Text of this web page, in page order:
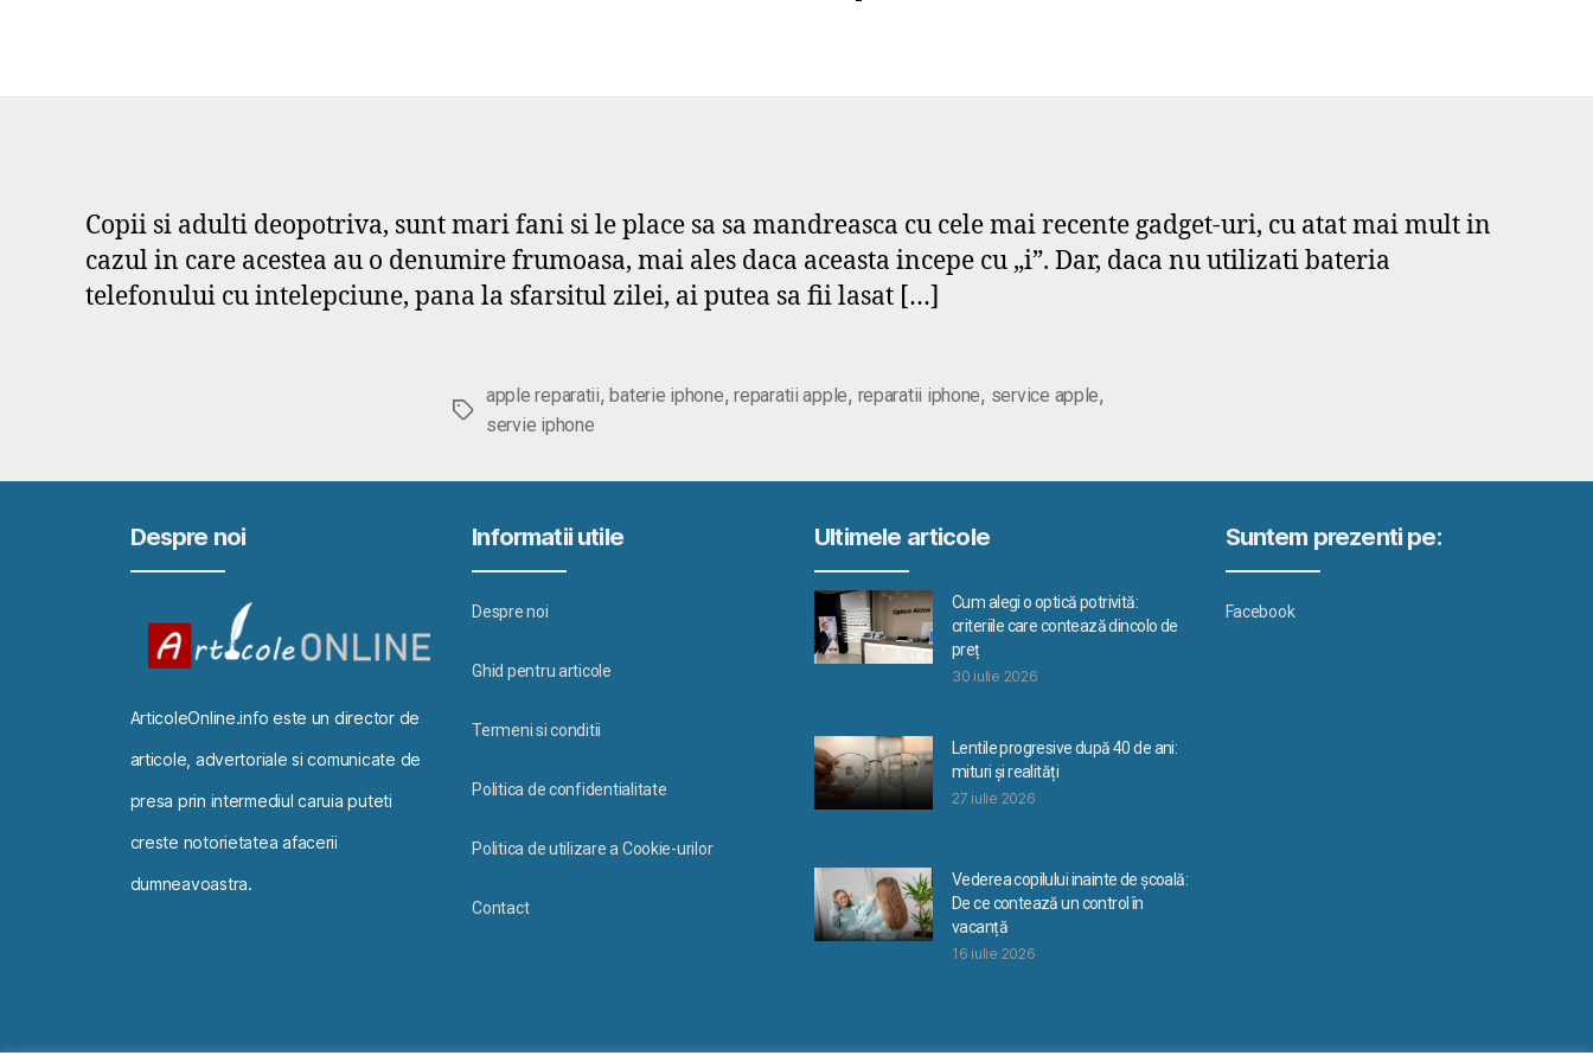
Copii si adulti deopotriva, sunt mari fani si le place sa sa mandreasca cu cele mai recente gadget-uri, cu atat mai mult in
cazul in care acestea au o denumire frumoasa, mai ales daca aceasta incepe cu „i”. Dar, daca nu utilizati bateria
telefonului cu intelepciune, pana la sfarsitul zilei, ai putea sa fii lasat […]
Etichete
apple reparatii,baterie iphone,reparatii apple, reparatii iphone, service apple,
servie iphone
Despre noi
ArticoleOnline.info este un director de
articole, advertoriale si comunicate de
presa prin intermediul caruia puteti
creste notorietatea afacerii
dumneavoastra.
Informatii utile
Despre noi
Ghid pentru articole
Termeni si conditii
Politica de confidentialitate
Politica de utilizare a Cookie-urilor
Contact
Ultimele articole
Cum alegi o optică potrivită:
criteriile care contează dincolo de
preț
30 iulie 2026
Lentile progresive după 40 de ani:
mituri și realități
27 iulie 2026
Vederea copilului inainte de școală:
De ce contează un control în
vacanță
16 iulie 2026
Suntem prezenti pe:
Facebook